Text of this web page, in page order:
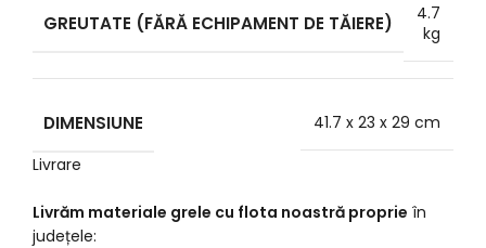
GREUTATE (FĂRĂ ECHIPAMENT DE TĂIERE)
4.7
kg
DIMENSIUNE
41.7 x 23 x 29 cm
Livrare
Livrăm materiale grele cu flota noastră proprie în
județele: